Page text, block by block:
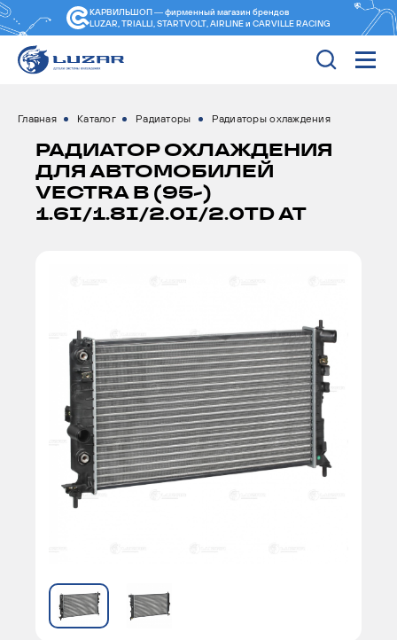
КАРВИЛЬШОП — фирменный магазин брендов
LUZAR, TRIALLI, STARTVOLT, AIRLINE и CARVILLE RACING
Главная Каталог Радиаторы Радиаторы охлаждения
РАДИАТОР ОХЛАЖДЕНИЯ
ДЛЯ АВТОМОБИЛЕЙ
VECTRA B (95-)
1.6I/1.8I/2.0I/2.0TD AT